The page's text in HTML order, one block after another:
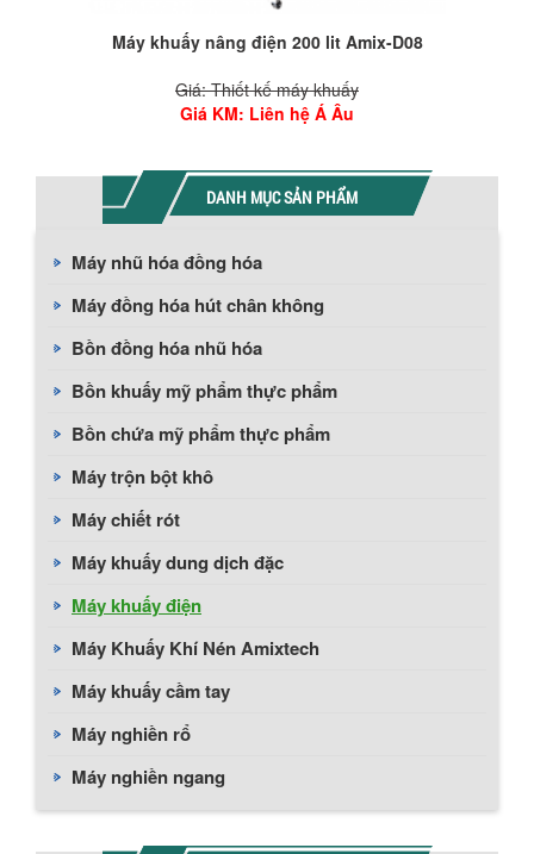
Máy khuấy nâng điện 200 lit Amix-D08
Giá: Thiết kế máy khuấy
Giá KM: Liên hệ Á Âu
DANH MỤC SẢN PHẨM
Máy nhũ hóa đồng hóa
Máy đồng hóa hút chân không
Bồn đồng hóa nhũ hóa
Bồn khuấy mỹ phẩm thực phẩm
Bồn chứa mỹ phẩm thực phẩm
Máy trộn bột khô
Máy chiết rót
Máy khuấy dung dịch đặc
Máy khuấy điện
Máy Khuấy Khí Nén Amixtech
Máy khuấy cầm tay
Máy nghiền rổ
Máy nghiền ngang